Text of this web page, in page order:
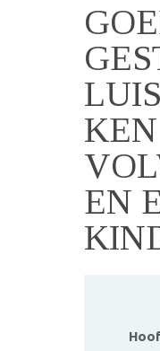
EN